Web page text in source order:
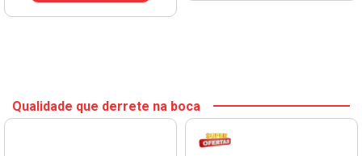
Qualidade que derrete na boca